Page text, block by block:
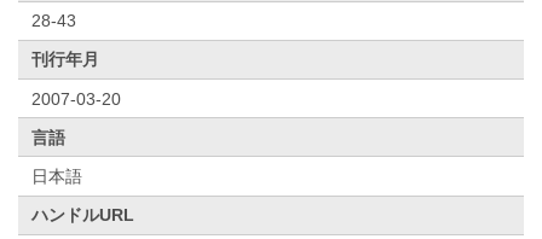
28-43
刊行年月
2007-03-20
言語
日本語
ハンドルURL